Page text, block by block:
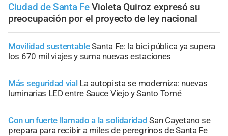
Ciudad de Santa Fe Violeta Quiroz expresó su
preocupación por el proyecto de ley nacional
Movilidad sustentableSanta Fe: la bici pública ya supera
los 670 mil viajes y suma nuevas estaciones
Más seguridad vial La autopista se moderniza: nuevas
luminarias LED entre Sauce Viejo y Santo Tomé
Con un fuerte llamado a la solidaridad San Cayetano se
prepara para recibir a miles de peregrinos de Santa Fe